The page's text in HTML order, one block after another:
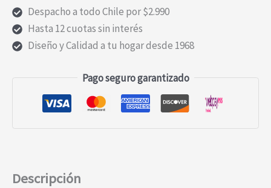
Despacho a todo Chile por $2.990
Hasta 12 cuotas sin interés
Diseño y Calidad a tu hogar desde 1968
Pago seguro garantizado
Descripción